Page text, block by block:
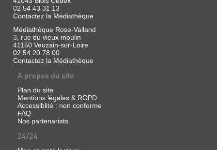
A1
Livre
Clément-
Rodriguez,
David
CLE
international,
2014
Un
ouvrage
pour
se
au
activités
collectives
individuelles,
des
astuces
et
des
pour
progresser
et
gagner
en
autonomie-
Des
fiches
métho...
Bruno
|
Une
préparation
en
4
étapes
comprendre
se
préparer,
s'entraîner,
prêt
pour
l'examen
Des
activités
02 54 43 31 13
Contactez la Médiathèque
Médiathèque Rose-Valland
3, rue du vieux moulin
41150 Veuzain-sur-Loire
02 54 20 78 00
Contactez la Médiathèque
A propos du site
Plan du site
Mentions légales & RGPD
Accessiblité : non conforme
FAQ
Nos partenariats
24/24